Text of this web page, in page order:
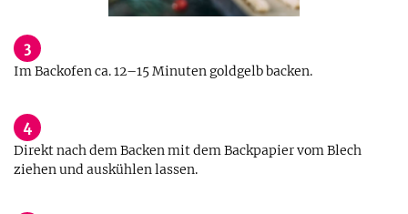
3
Im Backofen ca. 12–15 Minuten goldgelb backen.
4
Direkt nach dem Backen mit dem Backpapier vom Blech
ziehen und auskühlen lassen.